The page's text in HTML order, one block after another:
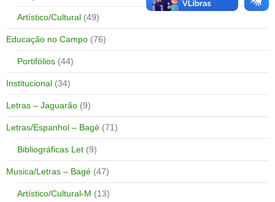
Artístico/Cultural (49)
Educação no Campo (76)
Portifólios (44)
Institucional (34)
Letras – Jaguarão (9)
Letras/Espanhol – Bagé (71)
Bibliográficas Let (9)
Musica/Letras – Bagé (47)
Artístico/Cultural-M (13)